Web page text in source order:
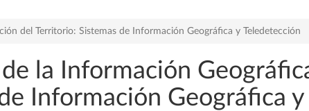
del Territorio: Sistemas de Información Geográfica y Teledetección
la Información
Información Geográfica y